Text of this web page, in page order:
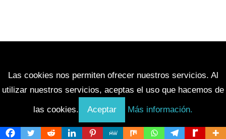
Síguenos en redes sociales
Las cookies nos permiten ofrecer nuestros servicios. Al
utilizar nuestros servicios, aceptas el uso que hacemos de
las cookies. Aceptar Más información.